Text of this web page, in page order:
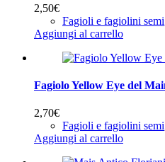
2,50€
Fagioli e fagiolini semi
Aggiungi al carrello
Fagiolo Yellow Eye del
2,70€
Fagioli e fagiolini semi
Aggiungi al carrello